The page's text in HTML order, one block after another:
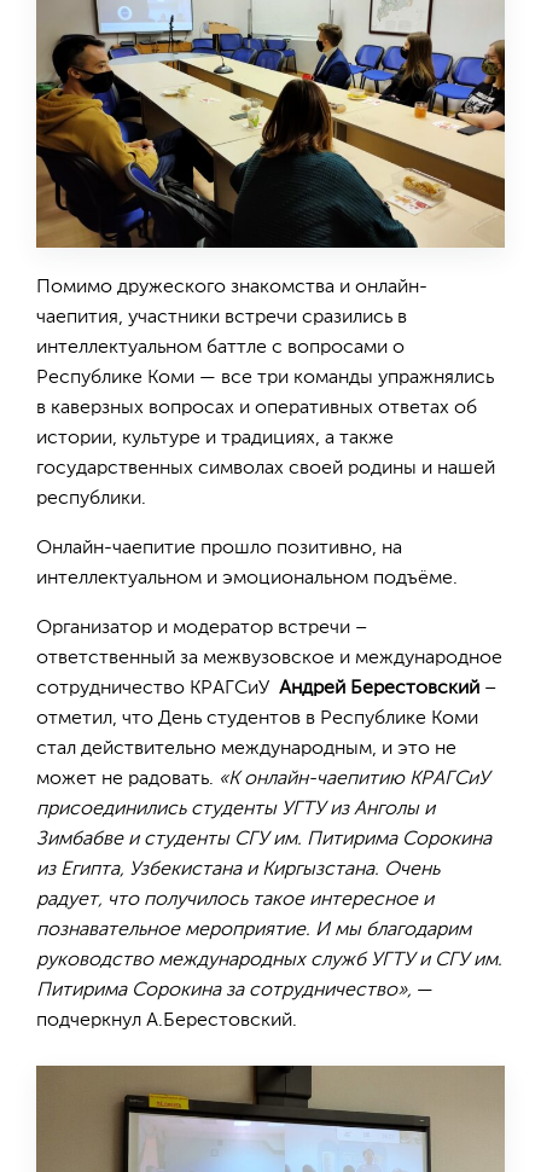
Помимо дружеского знакомства и онлайн-
чаепития, участники встречи сразились в
интеллектуальном баттле с вопросами о
Республике Коми — все три команды упражнялись
в каверзных вопросах и оперативных ответах об
истории, культуре и традициях, а также
государственных символах своей родины и нашей
республики.
Онлайн-чаепитие прошло позитивно, на
интеллектуальном и эмоциональном подъёме.
Организатор и модератор встречи –
ответственный за межвузовское и международное
сотрудничество КРАГСиУ Андрей Берестовский –
отметил, что День студентов в Республике Коми
стал действительно международным, и это не
может не радовать. «К онлайн-чаепитию КРАГСиУ
присоединились студенты УГТУ из Анголы и
Зимбабве и студенты СГУ им. Питирима Сорокина
из Египта, Узбекистана и Киргызстана. Очень
радует, что получилось такое интересное и
познавательное мероприятие. И мы благодарим
руководство международных служб УГТУ и СГУ им.
Питирима Сорокина за сотрудничество», —
подчеркнул А.Берестовский.